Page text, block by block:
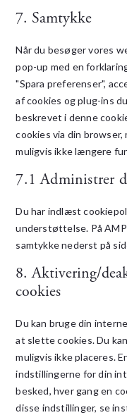
7. Samtykke
Når du besøger vores
pop-up med en
"Spara preferenser",
af cookies og plug-ins
beskrevet i denne
cookies via din
muligvis ikke længere
7.1 Administrer
Du har indlæst
understøttelse. På
samtykke nederst på
8. Aktivering/
cookies
Du kan bruge din
at slette cookies. Du
muligvis ikke placeres.
indstillingerne for din
besked, hver gang en
disse indstillinger, se